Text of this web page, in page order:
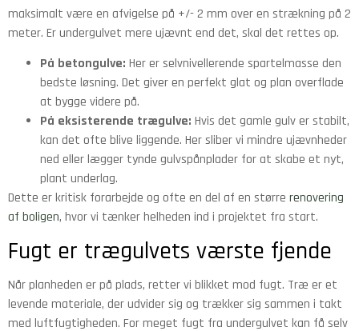
maksimalt være en afvigelse på +/- 2 mm over en strækning på 2
meter. Er undergulvet mere ujævnt end det, skal det rettes op.
På betongulve: Her er selvnivellerende spartelmasse den
bedste løsning. Det giver en perfekt glat og plan overflade
at bygge videre på.
På eksisterende trægulve: Hvis det gamle gulv er stabilt,
kan det ofte blive liggende. Her sliber vi mindre ujævnheder
ned eller lægger tynde gulvspånplader for at skabe et nyt,
plant underlag.
Dette er kritisk forarbejde og ofte en del af en større renovering
af boligen, hvor vi tænker helheden ind i projektet fra start.
Fugt er trægulvets værste fjende
Når planheden er på plads, retter vi blikket mod fugt. Træ er et
levende materiale, der udvider sig og trækker sig sammen i takt
med luftfugtigheden. For meget fugt fra undergulvet kan få selv